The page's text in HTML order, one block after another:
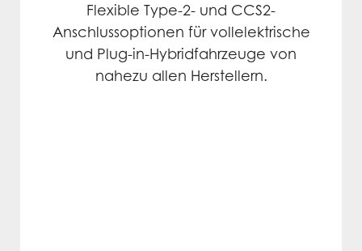
Flexible Type-2- und CCS2-
Anschlussoptionen für vollelektrische
und Plug-in-Hybridfahrzeuge von
nahezu allen Herstellern.